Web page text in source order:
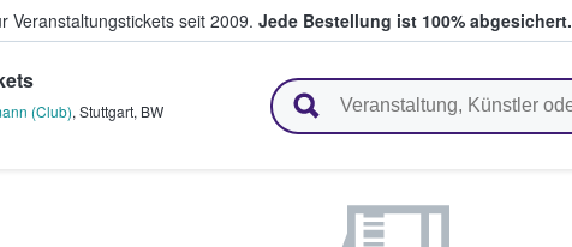
Veranstaltungstickets seit 2009. Jede Bestellung ist 100% abgesichert.
kaufen & verkaufen
(Club), Stuttgart, BW